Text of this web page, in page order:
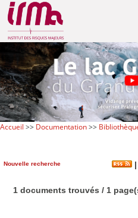
Accueil >> Documentation>>
Nouvelle recherche |
1 documents trouvés / 1